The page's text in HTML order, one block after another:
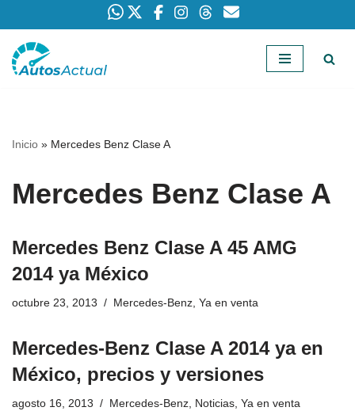
Saltar
Inicio » Mercedes Benz Clase A
Mercedes Benz Clase A
Mercedes Benz Clase A 45 AMG
2014 ya México
octubre 23, 2013 Mercedes-Benz, Ya en venta
Mercedes-Benz Clase A 2014 ya en
México, precios y versiones
agosto 16, 2013 Mercedes-Benz, Noticias, Ya en venta